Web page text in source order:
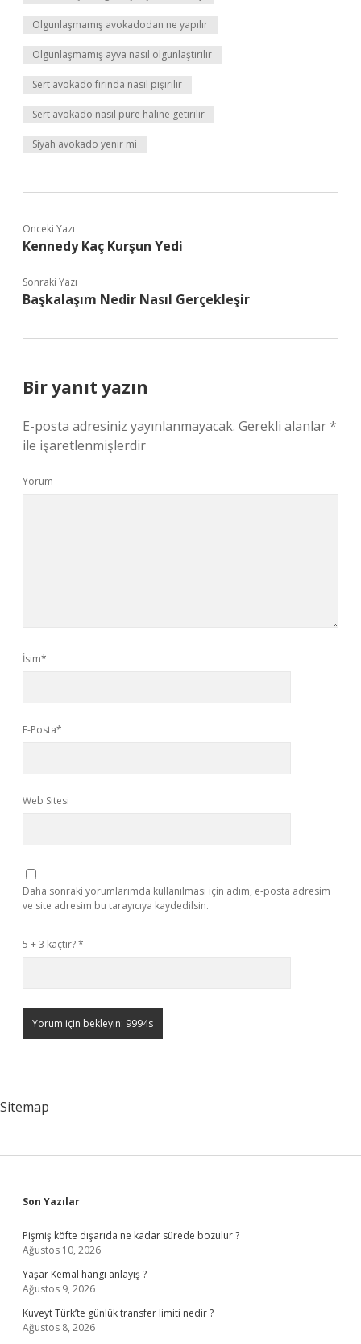
Olgunlaşmamış avokadodan ne yapılır
Olgunlaşmamış ayva nasıl olgunlaştırılır
Sert avokado fırında nasıl pişirilir
Sert avokado nasıl püre haline getirilir
Siyah avokado yenir mi
Önceki Yazı
Kennedy Kaç Kurşun Yedi
Sonraki Yazı
Başkalaşım Nedir Nasıl Gerçekleşir
Bir yanıt yazın
E-posta adresiniz yayınlanmayacak. Gerekli alanlar*
ile işaretlenmişlerdir
Yorum
İsim*
E-Posta*
Web Sitesi
Daha sonraki yorumlarımda kullanılması için adım, e-posta adresim
ve site adresim bu tarayıcıya kaydedilsin.
5 + 3 kaçtır?*
Sitemap
Sidebar
Son Yazılar
Pişmiş köfte dışarıda ne kadar sürede bozulur ?
Ağustos 10, 2026
Yaşar Kemal hangi anlayış ?
Ağustos 9, 2026
Kuveyt Türk’te günlük transfer limiti nedir ?
Ağustos 8, 2026